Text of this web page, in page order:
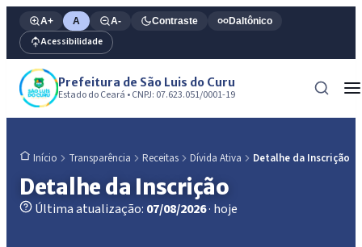
A+ A A- Contraste Daltônico
Acessibilidade
Prefeitura de São Luis do Curu
Estado do Ceará • CNPJ: 07.623.051/0001-19
Início Transparência Receitas Dívida Ativa Detalhe da Inscrição
Detalhe da Inscrição
Última atualização: 07/08/2026· hoje